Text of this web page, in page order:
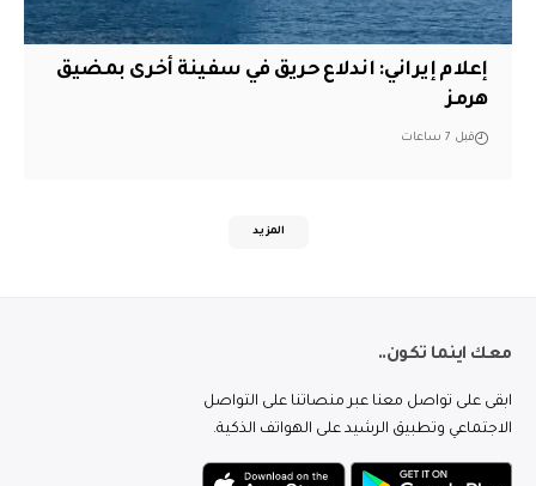
إعلام إيراني: اندلاع حريق في سفينة أخرى بمضيق
هرمز
قبل 7 ساعات
المزيد
معك اينما تكون..
ابقى على تواصل معنا عبر منصاتنا على التواصل
الاجتماعي وتطبيق الرشيد على الهواتف الذكية.